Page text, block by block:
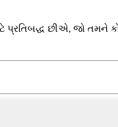
છીએ, જો તમને કોઈ